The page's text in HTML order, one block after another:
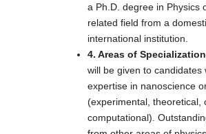
a Ph.D. degree in Physics
related field from a
international institution.
4. Areas of
will be given to candidates
expertise in nanoscience
(experimental, theoretical,
computational).